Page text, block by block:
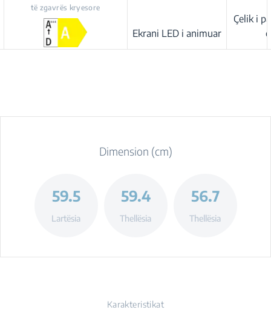
të zgavrës kryesore
Ekrani LED i animuar
Çelik i
Dimension (cm)
59.5
Lartësia
59.4
Thellësia
56.7
Thellësia
Karakteristikat